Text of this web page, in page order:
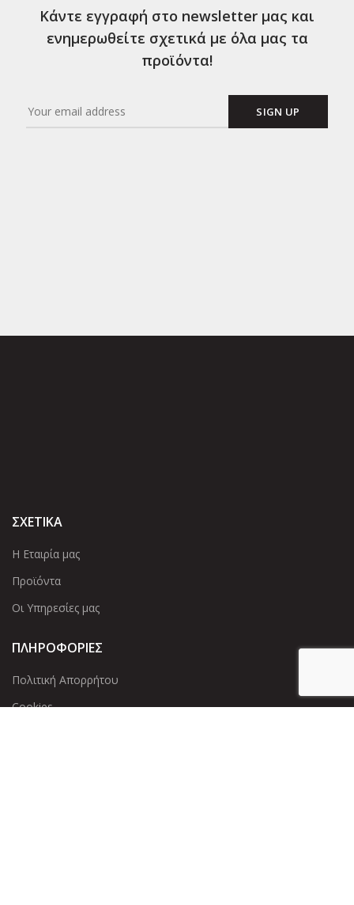
Κάντε εγγραφή στο newsletter μας και
ενημερωθείτε σχετικά με όλα μας τα
προϊόντα!
ΣΧΕΤΙΚΑ
Η Εταιρία μας
Προϊόντα
Οι Υπηρεσίες μας
ΠΛΗΡΟΦΟΡΙΕΣ
Πολιτική Απορρήτου
Cookies